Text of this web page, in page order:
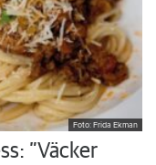
Foto: Frida Ekman
”Väcker